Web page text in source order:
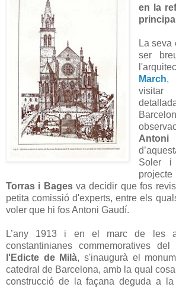
en la
La seva
ser
March,
Antoni
Soler
Torras i Bagesva decidir que fos
petita comissió d'experts, entre els
voler que hi fos Antoni Gaudí.
L’any 1913 i en el marc de les
constantinianes commemoratives del
l'Edicte de Milà, s'inaugurà el
catedral de Barcelona, amb la qual
construcció de la façana deguda a